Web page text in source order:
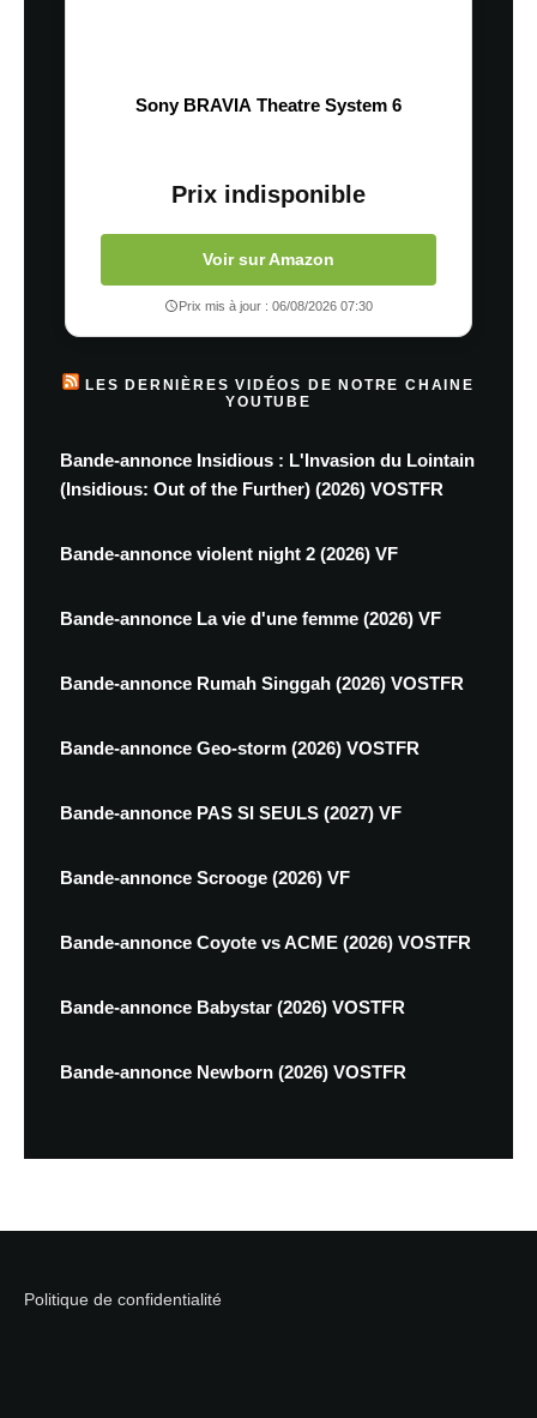
Sony BRAVIA Theatre System 6
Prix indisponible
Voir sur Amazon
Prix mis à jour : 06/08/2026 07:30
LES DERNIÈRES VIDÉOS DE NOTRE CHAINE
YOUTUBE
Bande-annonce Insidious : L'Invasion du Lointain
(Insidious: Out of the Further) (2026) VOSTFR
Bande-annonce violent night 2 (2026) VF
Bande-annonce La vie d'une femme (2026) VF
Bande-annonce Rumah Singgah (2026) VOSTFR
Bande-annonce Geo-storm (2026) VOSTFR
Bande-annonce PAS SI SEULS (2027) VF
Bande-annonce Scrooge (2026) VF
Bande-annonce Coyote vs ACME (2026) VOSTFR
Bande-annonce Babystar (2026) VOSTFR
Bande-annonce Newborn (2026) VOSTFR
Politique de confidentialité